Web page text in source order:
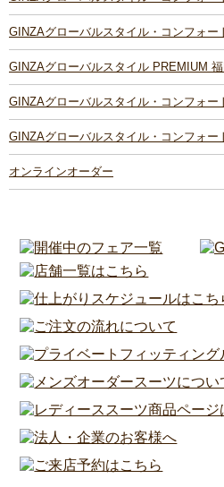
GINZAグローバルスタイル・コンフォー
GINZAグローバルスタイル PREMIUM
GINZAグローバルスタイル・コンフォー
GINZAグローバルスタイル・コンフォー
オンラインオーダー